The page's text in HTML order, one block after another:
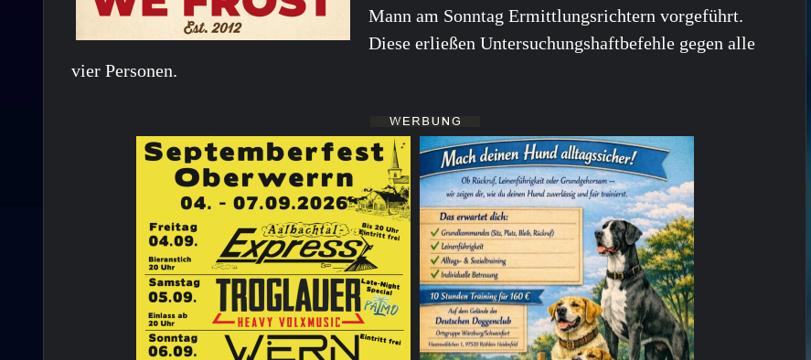
Mann am Sonntag Ermittlungsrichtern vorgeführt.
Diese erließen Untersuchungshaftbefehle gegen alle
vier Personen.